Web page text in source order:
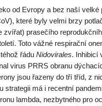
od Evropy a bez naší velké
které byly velmi brzy
zvířat) prasečího
Toto vážné respirační
řádu Nidovirales. Inhibicí
virus PRRS obranu
jsou řazeny do tří tříd, z
strategii má i recentní
lambda, nezbytného pro